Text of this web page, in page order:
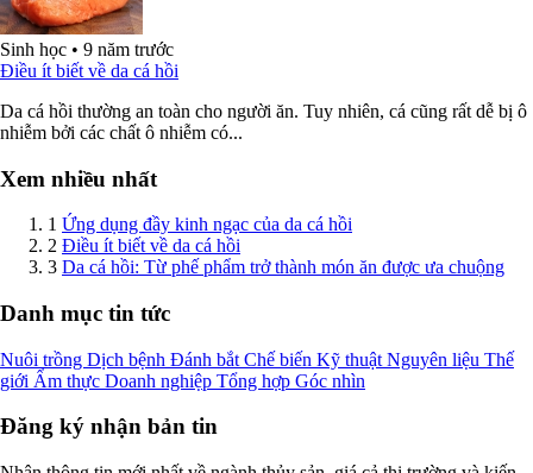
Sinh học • 9 năm trước
Điều ít biết về da cá hồi
Da cá hồi thường an toàn cho người ăn. Tuy nhiên, cá cũng rất dễ bị ô
nhiễm bởi các chất ô nhiễm có...
Xem nhiều nhất
1 Ứng dụng đầy kinh ngạc của da cá hồi
2 Điều ít biết về da cá hồi
3 Da cá hồi: Từ phế phẩm trở thành món ăn được ưa chuộng
Danh mục tin tức
Nuôi trồng Dịch bệnh Đánh bắt Chế biến Kỹ thuật Nguyên liệu Thế
giới Ẩm thực Doanh nghiệp Tổng hợp Góc nhìn
Đăng ký nhận bản tin